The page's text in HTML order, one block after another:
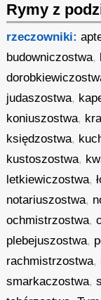
Rymy z
rzeczowniki:
budowniczostwa,
judaszostwa,
koniuszostwa,
księdzostwa,
kustoszostwa,
letkiewiczostwa,
notariuszostwa,
ochmistrzostwa,
plebejuszostwa,
rachmistrzostwa,
smarkaczostwa,